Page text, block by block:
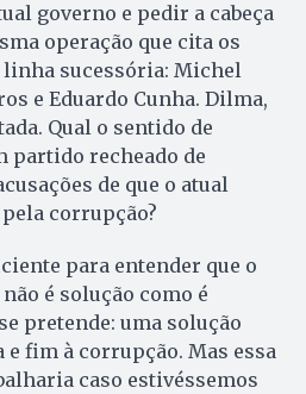
governo e pedir a cabeça
operação que cita os
sucessória: Michel
e Eduardo Cunha. Dilma,
Qual o sentido de
partido recheado de
de que o atual
corrupção?
para entender que o
é solução como é
pretende: uma solução
fim à corrupção. Mas essa
caso estivéssemos